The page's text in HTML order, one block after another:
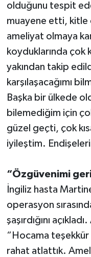
olduğunu tespit
muayene etti, kitle
ameliyat olmaya
koyduklarında çok
yakından takip
karşılaşacağımı
Başka bir ülkede
bilemediğim için
güzel geçti, çok
iyileştim.
“Özgüvenimi
İngiliz hasta
operasyon
şaşırdığını
“Hocama
rahat atlattık.